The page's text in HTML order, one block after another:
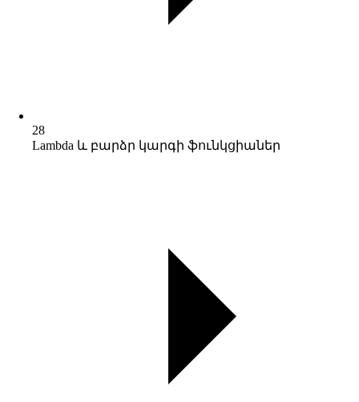
28
Lambda և բարձր կարգի ֆունկցիաներ